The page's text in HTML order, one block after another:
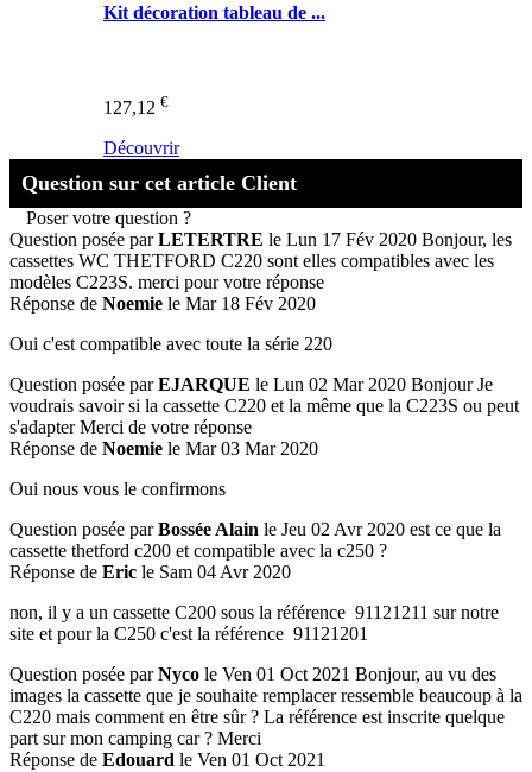
Kit décoration tableau de ...
127,12 €
Découvrir
Question sur cet article Client
Poser votre question ?
Question posée parLETERTRE le Lun 17 Fév 2020 Bonjour, les
cassettes WC THETFORD C220 sont elles compatibles avec les
modèles C223S. merci pour votre réponse
Réponse de Noemie le Mar 18 Fév 2020
Oui c'est compatible avec toute la série 220
Question posée parEJARQUE le Lun 02 Mar 2020 Bonjour Je
voudrais savoir si la cassette C220 et la même que la C223S ou peut
s'adapter Merci de votre réponse
Réponse de Noemie le Mar 03 Mar 2020
Oui nous vous le confirmons
Question posée parBossée Alain le Jeu 02 Avr 2020 est ce que la
cassette thetford c200 et compatible avec la c250 ?
Réponse de Eric le Sam 04 Avr 2020
non, il y a un cassette C200 sous la référence 91121211 sur notre
site et pour la C250 c'est la référence 91121201
Question posée parNyco le Ven 01 Oct 2021 Bonjour, au vu des
images la cassette que je souhaite remplacer ressemble beaucoup à la
C220 mais comment en être sûr ? La référence est inscrite quelque
part sur mon camping car ? Merci
Réponse de Edouard le Ven 01 Oct 2021